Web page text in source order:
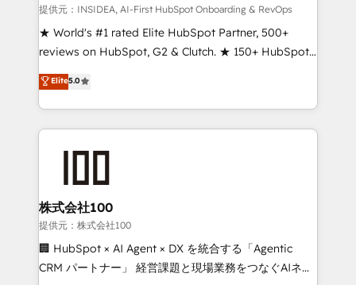
提供元：INSIDEA, AI-First HubSpot Onboarding & RevOps
★ World's #1 rated Elite HubSpot Partner, 500+
reviews on HubSpot, G2 & Clutch. ★ 150+ HubSpot
Certified Experts & Trainers across the team ★
1,500+ implementations across five continents ★ AI-
First, RevOps-led, Onboarding obsessed ★
Company of the Year 2024/25 INSIDEA helps
and build AI-powered workflows that drive adoption
from week one, in your time zone. What we do ➤
Onboarding: Live in weeks, with workflows built
around your business, not a template. ➤ Migration:
Move from any legacy CRM. Zero downtime, full data
Elite5.0
株式会社100
提供元：株式会社100
🏢 HubSpot × AI Agent × DX を統合する「Agentic
CRM パートナー」 経営課題と現場業務をつなぐAIネイ